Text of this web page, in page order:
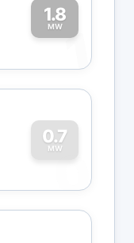
1.8
MW1
0.7
MW
0